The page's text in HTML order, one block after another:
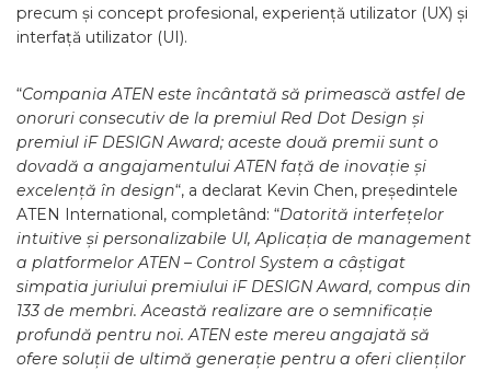
precum și concept profesional, experiență utilizator (UX) și
interfață utilizator (UI).
“CompaniaATEN este încântată să primească astfel de
onoruri consecutiv de la premiul Red Dot Design și
premiul iF DESIGN Award; aceste două premii sunt o
dovadă a angajamentului ATEN față de inovație și
excelență în design“, a declarat Kevin Chen, președintele
ATEN International, completând: “Datorită interfețelor
intuitive și personalizabile UI, Aplicația de management
a platformelor ATEN – Control System a câștigat
simpatia juriului premiului iF DESIGN Award, compus din
133 de membri. Această realizare are o semnificație
profundă pentru noi. ATEN este mereu angajată să
ofere soluții de ultimă generație pentru a oferi clienților